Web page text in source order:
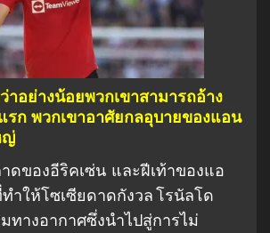
าอย่างน้อยพวกเขาสามารถอ้าง
รก พวกเขาอาศัยกลอุบายของแอน
ญ่
ดของอีริคเซ่น และฝีเท้าของแอ
ำให้โซเซียดาดกังวล โรนัลโด
ทางอากาศซึ่งนำไปสู่การไม่